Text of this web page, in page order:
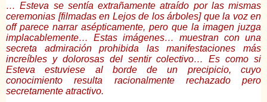
… Esteva se sentía extrañamente atraído por las mismas
ceremonias [filmadas en Lejos de los árboles] que la voz en
off parece narrar asépticamente, pero que la imagen juzga
implacablemente… Estas imágenes… muestran con una
secreta admiración prohibida las manifestaciones más
increíbles y dolorosas del sentir colectivo… Es como si
Esteva estuviese al borde de un precipicio, cuyo
conocimiento resulta racionalmente rechazado pero
secretamente atractivo.